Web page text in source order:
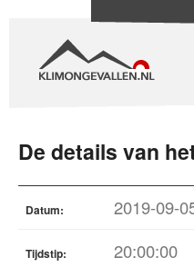
De details van
Datum: 2019-09-
Tijdstip: 20:00:00